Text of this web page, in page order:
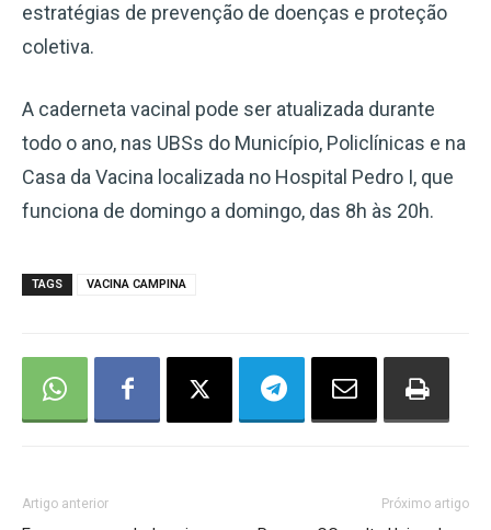
estratégias de prevenção de doenças e proteção
coletiva.
A caderneta vacinal pode ser atualizada durante
todo o ano, nas UBSs do Município, Policlínicas e na
Casa da Vacina localizada no Hospital Pedro I, que
funciona de domingo a domingo, das 8h às 20h.
TAGS VACINA CAMPINA
Artigo anterior Próximo artigo